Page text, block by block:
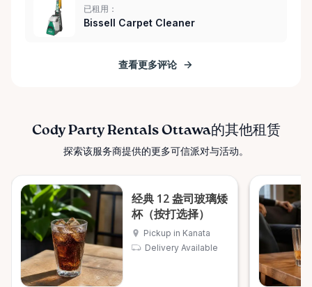
已租用：
Bissell Carpet Cleaner
查看更多评论
Cody Party Rentals Ottawa的其他租赁
探索该服务商提供的更多可信派对与活动。
经典 12 盎司玻璃矮
杯（按打选择）
Pickup in Kanata
Delivery Available